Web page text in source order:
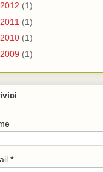
2012 (1)
2011 (1)
2010 (1)
2009 (1)
*